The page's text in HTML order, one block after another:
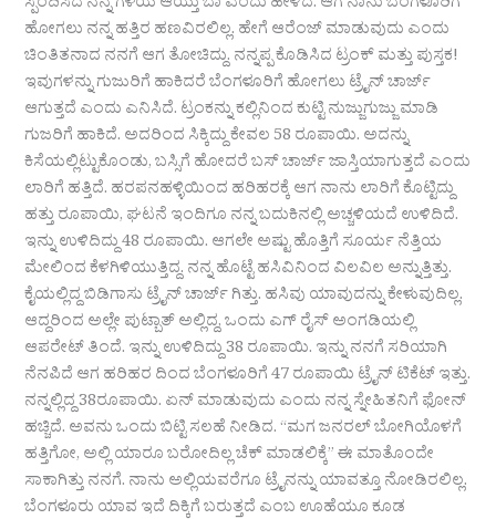
ಹೋಗಲು ನನ್ನ ಹತ್ತಿರ ಹಣವಿರಲಿಲ್ಲ. ಹೇಗೆ ಆರೆಂಜ್ ಮಾಡುವುದು ಎಂದು
ಚಿಂತಿತನಾದ ನನಗೆ ಆಗ ತೋಚಿದ್ದು. ನನ್ನಪ್ಪ ಕೊಡಿಸಿದ ಟ್ರಂಕ್ ಮತ್ತು ಪುಸ್ತಕ!
ಇವುಗಳನ್ನು ಗುಜುರಿಗೆ ಹಾಕಿದರೆ ಬೆಂಗಳೂರಿಗೆ ಹೋಗಲು ಟ್ರೈನ್ ಚಾರ್ಜ್
ಆಗುತ್ತದೆ ಎಂದು ಎನಿಸಿದೆ. ಟ್ರಂಕನ್ನು ಕಲ್ಲಿನಿಂದ ಕುಟ್ಟಿ ನುಜ್ಜುಗುಜ್ಜು ಮಾಡಿ
ಗುಜರಿಗೆ ಹಾಕಿದೆ. ಅದರಿಂದ ಸಿಕ್ಕಿದ್ದು ಕೇವಲ 58 ರೂಪಾಯಿ. ಅದನ್ನು
ಕಿಸೆಯಲ್ಲಿಟ್ಟುಕೊಂಡು, ಬಸ್ಸಿಗೆ ಹೋದರೆ ಬಸ್ ಚಾರ್ಜ್ ಜಾಸ್ತಿಯಾಗುತ್ತದೆ ಎಂದು
ಲಾರಿಗೆ ಹತ್ತಿದೆ. ಹರಪನಹಳ್ಳಿಯಿಂದ ಹರಿಹರಕ್ಕೆ ಆಗ ನಾನು ಲಾರಿಗೆ ಕೊಟ್ಟಿದ್ದು
ಹತ್ತು ರೂಪಾಯಿ, ಘಟನೆ ಇಂದಿಗೂ ನನ್ನ ಬದುಕಿನಲ್ಲಿ ಅಚ್ಚಳಿಯದೆ ಉಳಿದಿದೆ.
ಇನ್ನು ಉಳಿದಿದ್ದು 48 ರೂಪಾಯಿ. ಆಗಲೇ ಅಷ್ಟು ಹೊತ್ತಿಗೆ ಸೂರ್ಯ ನೆತ್ತಿಯ
ಮೇಲಿಂದ ಕೆಳಗಿಳಿಯುತ್ತಿದ್ದ. ನನ್ನ ಹೊಟ್ಟೆ ಹಸಿವಿನಿಂದ ವಿಲವಿಲ ಅನ್ನುತ್ತಿತ್ತು.
ಕೈಯಲ್ಲಿದ್ದ ಬಿಡಿಗಾಸು ಟ್ರೈನ್ ಚಾರ್ಜ್ ಗಿತ್ತು. ಹಸಿವು ಯಾವುದನ್ನು ಕೇಳುವುದಿಲ್ಲ.
ಆದ್ದರಿಂದ ಅಲ್ಲೇ ಪುಟ್ಬಾತ್ ಅಲ್ಲಿದ್ದ, ಒಂದು ಎಗ್ ರೈಸ್ ಅಂಗಡಿಯಲ್ಲಿ
ಆಪರೇಟ್ ತಿಂದೆ. ಇನ್ನು ಉಳಿದಿದ್ದು 38 ರೂಪಾಯಿ. ಇನ್ನು ನನಗೆ ಸರಿಯಾಗಿ
ನೆನಪಿದೆ ಆಗ ಹರಿಹರ ದಿಂದ ಬೆಂಗಳೂರಿಗೆ 47 ರೂಪಾಯಿ ಟ್ರೈನ್ ಟಿಕೆಟ್ ಇತ್ತು.
ನನ್ನಲ್ಲಿದ್ದ 38ರೂಪಾಯಿ. ಏನ್ ಮಾಡುವುದು ಎಂದು ನನ್ನ ಸ್ನೇಹಿತನಿಗೆ ಫೋನ್
ಹಚ್ಚಿದೆ. ಅವನು ಒಂದು ಬಿಟ್ಟಿ ಸಲಹೆ ನೀಡಿದ. “ಮಗ ಜನರಲ್ ಬೋಗಿಯೊಳಗೆ
ಹತ್ತಿಗೋ, ಅಲ್ಲಿ ಯಾರೂ ಬರೋದಿಲ್ಲ ಚೆಕ್ ಮಾಡಲಿಕ್ಕೆ” ಈ ಮಾತೊಂದೇ
ಸಾಕಾಗಿತ್ತು ನನಗೆ. ನಾನು ಅಲ್ಲಿಯವರೆಗೂ ಟ್ರೈನನ್ನು ಯಾವತ್ತೂ ನೋಡಿರಲಿಲ್ಲ.
ಬೆಂಗಳೂರು ಯಾವ ಇದೆ ದಿಕ್ಕಿಗೆ ಬರುತ್ತದೆ ಎಂಬ ಊಹೆಯೂ ಕೂಡ